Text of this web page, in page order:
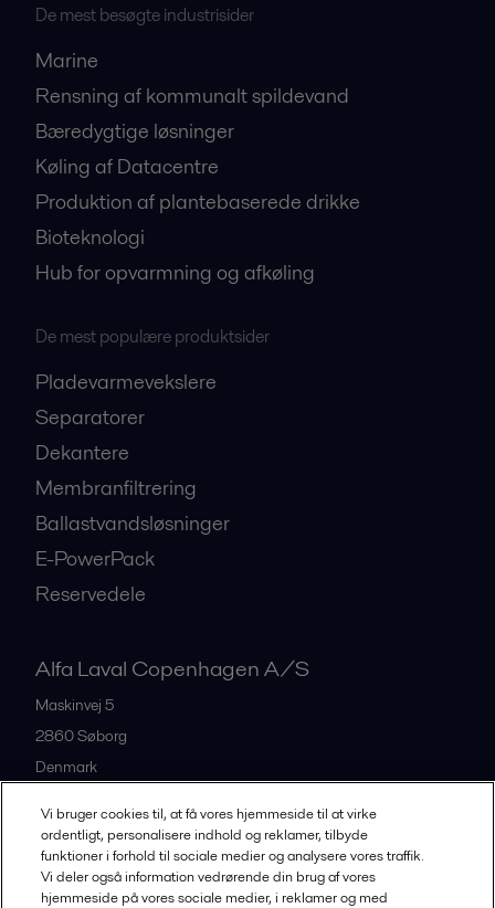
De mest besøgte industrisider
Marine
Rensning af kommunalt spildevand
Bæredygtige løsninger
Køling af Datacentre
Produktion af plantebaserede drikke
Bioteknologi
Hub for opvarmning og afkøling
De mest populære produktsider
Pladevarmevekslere
Separatorer
Dekantere
Membranfiltrering
Ballastvandsløsninger
E-PowerPack
Reservedele
Alfa Laval Copenhagen A/S
Maskinvej 5
2860Søborg
Denmark
All offices and partners
Vi bruger cookies til, at få vores hjemmeside til at virke
ordentligt, personalisere indhold og reklamer, tilbyde
funktioner i forhold til sociale medier og analysere vores traffik.
Vi deler også information vedrørende din brug af vores
hjemmeside på vores sociale medier, i reklamer og med